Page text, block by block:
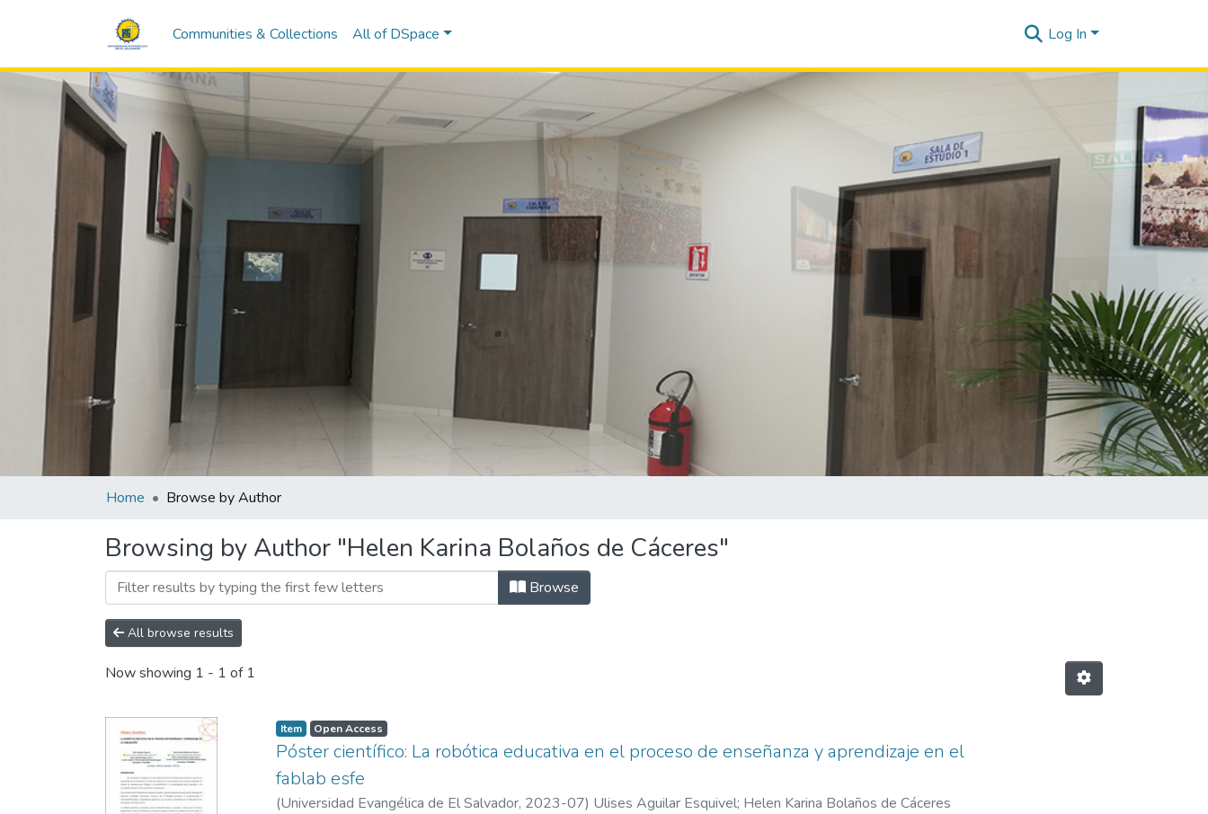
Communities & Collections All of DSpace Log In
Home Browse by Author
Browsing by Author "Helen Karina Bolaños de Cáceres"
Browse
All browse results
Now showing 1 - 1 of 1
Item Open Access
Póster científico: La robótica educativa en el proceso de enseñanza y aprendizaje en el
fablab esfe
(Universidad Evangélica de El Salvador, 2023-07) Ulises Aguilar Esquivel; Helen Karina Bolaños de Cáceres